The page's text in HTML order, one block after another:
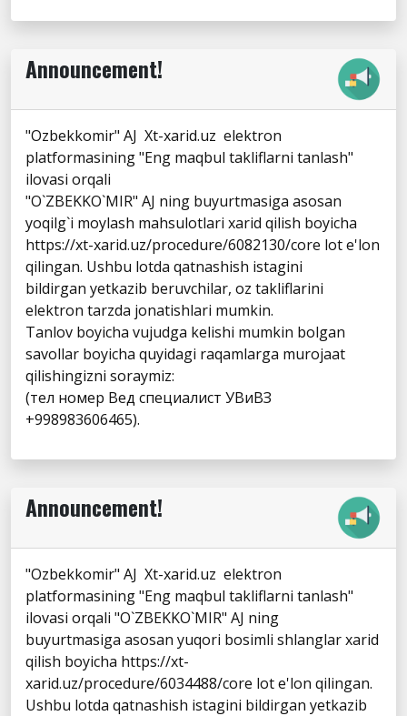
Announcement!
"Ozbekkomir" AJ Xt-xarid.uz elektron
platformasining "Eng maqbul takliflarni tanlash"
ilovasi orqali
"O`ZBEKKO`MIR" AJ ning buyurtmasiga asosan
yoqilg`i moylash mahsulotlari xarid qilish boyicha
https://xt-xarid.uz/procedure/6082130/core lot e'lon
qilingan. Ushbu lotda qatnashish istagini
bildirgan yetkazib beruvchilar, oz takliflarini
elektron tarzda jonatishlari mumkin.
Tanlov boyicha vujudga kelishi mumkin bolgan
savollar boyicha quyidagi raqamlarga murojaat
qilishingizni soraymiz:
(тел номер Вед специалист УВиВЗ
+998983606465).
Announcement!
"Ozbekkomir" AJ Xt-xarid.uz elektron
platformasining "Eng maqbul takliflarni tanlash"
ilovasi orqali "O`ZBEKKO`MIR" AJ ning
buyurtmasiga asosan yuqori bosimli shlanglar xarid
qilish boyicha https://xt-
xarid.uz/procedure/6034488/core lot e'lon qilingan.
Ushbu lotda qatnashish istagini bildirgan yetkazib